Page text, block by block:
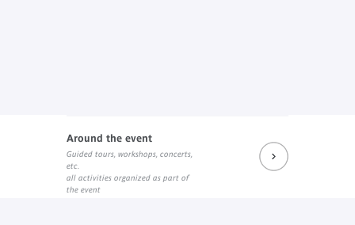
Around the event
Guided tours, workshops, concerts,
etc.
all activities organized as part of
the event